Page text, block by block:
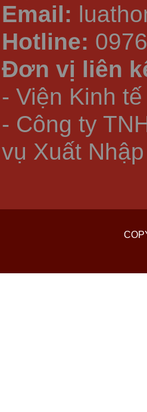
Email:
Hotline:
Đơn vị liên
- Viện Kinh
- Công ty
vụ Xuất